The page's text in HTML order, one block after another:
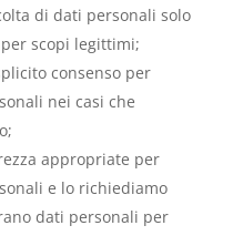
di dati personali solo
scopi legittimi;
consenso per
nei casi che
appropriate per
e lo richiediamo
dati personali per